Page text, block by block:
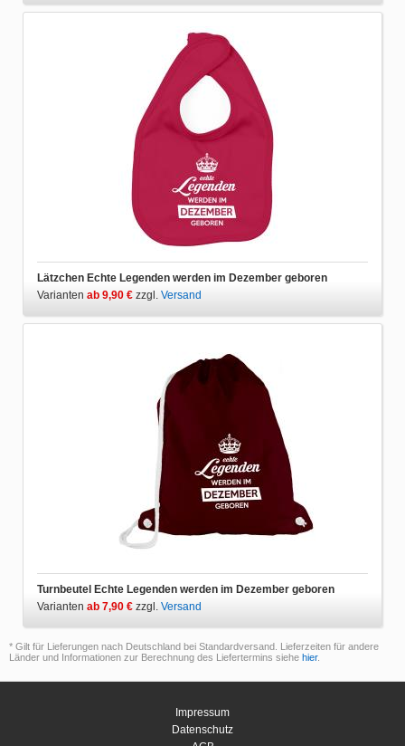
Lätzchen Echte Legenden werden im Dezember geboren
Varianten ab 9,90 € zzgl. Versand
Turnbeutel Echte Legenden werden im Dezember geboren
Varianten ab 7,90 € zzgl. Versand
* Gilt für Lieferungen nach Deutschland bei Standardversand. Lieferzeiten für andere
Länder und Informationen zur Berechnung des Liefertermins siehe hier.
Impressum
Datenschutz